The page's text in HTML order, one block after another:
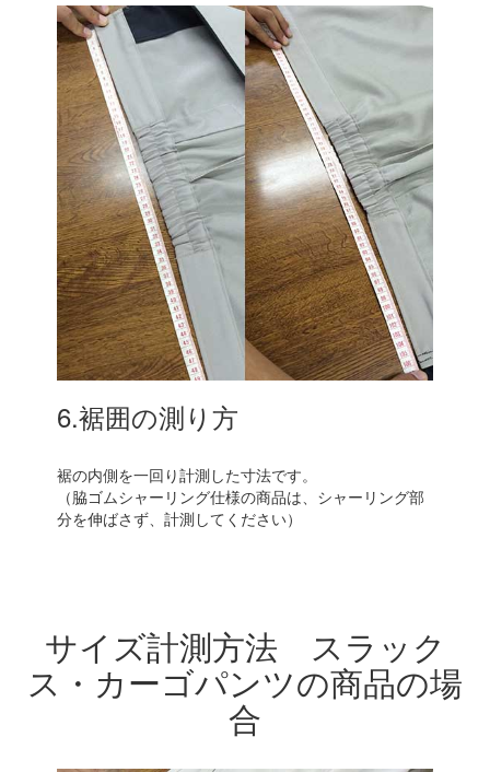
6.裾囲の測り方
裾の内側を一回り計測した寸法です。
（脇ゴムシャーリング仕様の商品は、シャーリング部
分を伸ばさず、計測してください）
サイズ計測方法 スラック
ス・カーゴパンツの商品の場
合